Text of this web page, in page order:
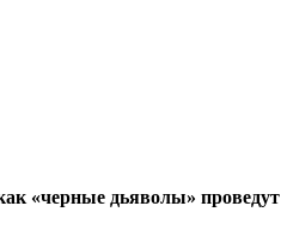
«черные дьяволы»